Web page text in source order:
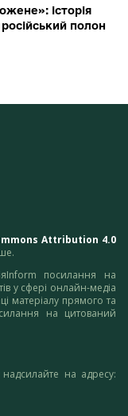
історія
полон
Attribution 4.0
посилання на
у сфері онлайн-медіа
матеріалу прямого та
на цитований
на адресу: